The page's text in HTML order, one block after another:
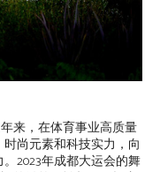
来，在体育事业高质量
尚元素和科技实力，向
2023年成都大运会的舞